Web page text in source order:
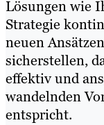
Lösungen wie
Strategie
neuen
sicherstellen,
effektiv und
wandelnden
entspricht.